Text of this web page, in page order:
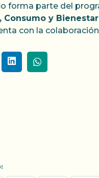
forma parte del
Consumo y
con la